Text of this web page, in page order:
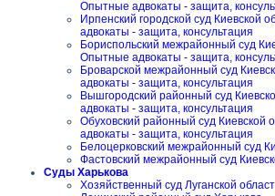
Опытные адвокаты - защита,
Ирпенский городской суд Киевской
адвокаты - защита, консультация
Бориспольский межрайонный суд
Опытные адвокаты - защита,
Броварской межрайонный суд
адвокаты - защита, консультация
Вышгородский районный суд
адвокаты - защита, консультация
Обуховский районный суд Киевской
адвокаты - защита, консультация
Белоцерковский межрайонный суд
Фастовский межрайонный суд
Суды Харькова
Хозяйственный суд Луганской